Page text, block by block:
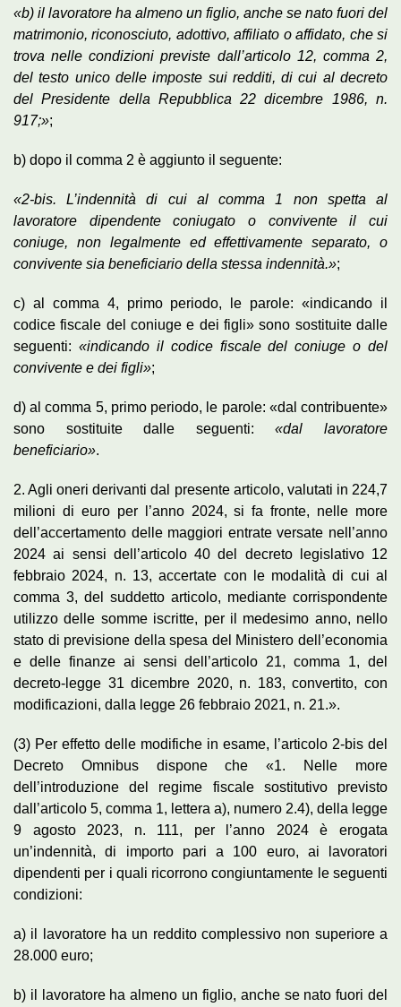
«b) il lavoratore ha almeno un figlio, anche se nato fuori del
matrimonio, riconosciuto, adottivo, affiliato o affidato, che si
trova nelle condizioni previste dall’articolo 12, comma 2,
del testo unico delle imposte sui redditi, di cui al decreto
del Presidente della Repubblica 22 dicembre 1986, n.
917;»;
b) dopo il comma 2 è aggiunto il seguente:
«2-bis. L’indennità di cui al comma 1 non spetta al
lavoratore dipendente coniugato o convivente il cui
coniuge, non legalmente ed effettivamente separato, o
convivente sia beneficiario della stessa indennità.»;
c) al comma 4, primo periodo, le parole: «indicando il
codice fiscale del coniuge e dei figli» sono sostituite dalle
seguenti: «indicando il codice fiscale del coniuge o del
convivente e dei figli»;
d) al comma 5, primo periodo, le parole: «dal contribuente»
sono sostituite dalle seguenti:«dal lavoratore
beneficiario».
2. Agli oneri derivanti dal presente articolo, valutati in 224,7
milioni di euro per l’anno 2024, si fa fronte, nelle more
dell’accertamento delle maggiori entrate versate nell’anno
2024 ai sensi dell’articolo 40 del decreto legislativo 12
febbraio 2024, n. 13, accertate con le modalità di cui al
comma 3, del suddetto articolo, mediante corrispondente
utilizzo delle somme iscritte, per il medesimo anno, nello
stato di previsione della spesa del Ministero dell’economia
e delle finanze ai sensi dell’articolo 21, comma 1, del
decreto-legge 31 dicembre 2020, n. 183, convertito, con
modificazioni, dalla legge 26 febbraio 2021, n. 21.».
(3) Per effetto delle modifiche in esame, l’articolo 2-bis del
Decreto Omnibus dispone che «1. Nelle more
dell’introduzione del regime fiscale sostitutivo previsto
dall’articolo 5, comma 1, lettera a), numero 2.4), della legge
9 agosto 2023, n. 111, per l’anno 2024 è erogata
un’indennità, di importo pari a 100 euro, ai lavoratori
dipendenti per i quali ricorrono congiuntamente le seguenti
condizioni:
a) il lavoratore ha un reddito complessivo non superiore a
28.000 euro;
b) il lavoratore ha almeno un figlio, anche se nato fuori del